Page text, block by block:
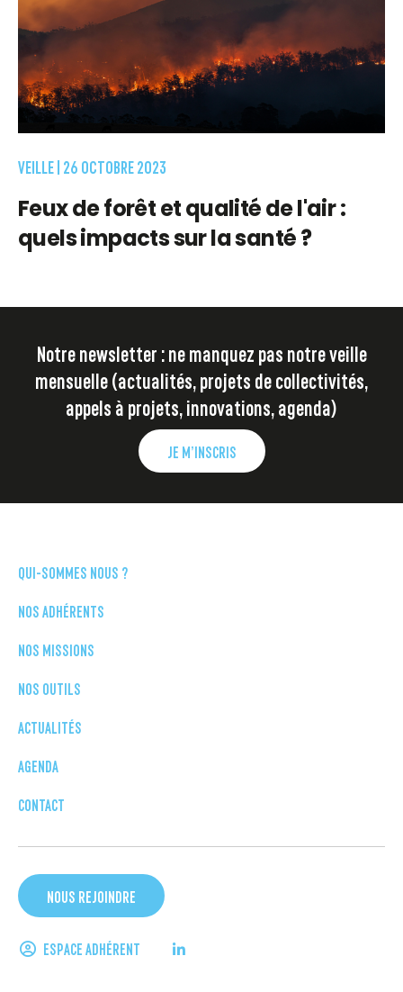
VEILLE | 26 OCTOBRE 2023
Feux de forêt et qualité de l'air :
quels impacts sur la santé ?
Notre newsletter : ne manquez pas notre veille
mensuelle (actualités, projets de collectivités,
appels à projets, innovations, agenda)
JE M’INSCRIS
QUI-SOMMES NOUS ?
NOS ADHÉRENTS
NOS MISSIONS
NOS OUTILS
ACTUALITÉS
AGENDA
CONTACT
NOUS REJOINDRE
ESPACE ADHÉRENT